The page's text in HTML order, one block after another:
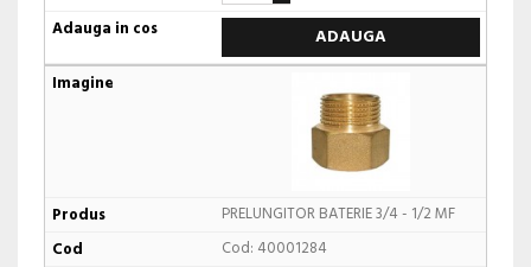
ADAUGA
PRELUNGITOR BATERIE 3/4 - 1/2 MF
Cod: 40001284